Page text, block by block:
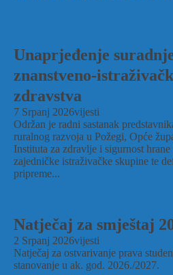
Unaprjeđenje
znanstveno-
zdravstva
7 Srpanj 2026vijesti
Održan je radni sastanak
ruralnog razvoja u Požegi, Opće
Instituta za zdravlje i sigurnost
zajedničke istraživačke skupine te
pripreme...
Natječaj za smještaj
2 Srpanj 2026vijesti
Natječaj za ostvarivanje prava
stanovanje u ak. god. 2026./2027.